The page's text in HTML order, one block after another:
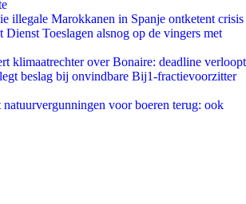
illegale Marokkanen in Spanje ontketent crisis
Dienst Toeslagen alsnog op de vingers met
klimaatrechter over Bonaire: deadline verloopt
beslag bij onvindbare Bij1-fractievoorzitter
natuurvergunningen voor boeren terug: ook